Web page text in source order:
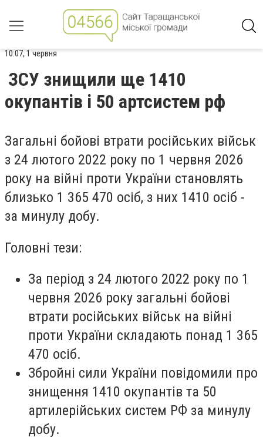
10:07, 1 червня
ЗСУ знищили ще 1410
окупантів і 50 артсистем рф
Загальні бойові втрати російських військ
з 24 лютого 2022 року по 1 червня 2026
року на війні проти України становлять
близько 1 365 470 осіб, з них 1410 осіб -
за минулу добу.
Головні тези:
За період з 24 лютого 2022 року по 1
червня 2026 року загальні бойові
втрати російських військ на війні
проти України складають понад 1 365
470 осіб.
Збройні сили України повідомили про
знищення 1410 окупантів та 50
артилерійських систем РФ за минулу
добу.